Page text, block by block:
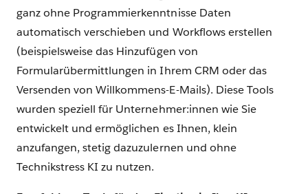
ganz ohne Programmierkenntnisse Daten
automatisch verschieben und Workflows erstellen
(beispielsweise das Hinzufügen von
Formularübermittlungen in Ihrem CRM oder das
Versenden von Willkommens-E-Mails). Diese Tools
wurden speziell für Unternehmer:innen wie Sie
entwickelt und ermöglichen es Ihnen, klein
anzufangen, stetig dazuzulernen und ohne
Technikstress KI zu nutzen.